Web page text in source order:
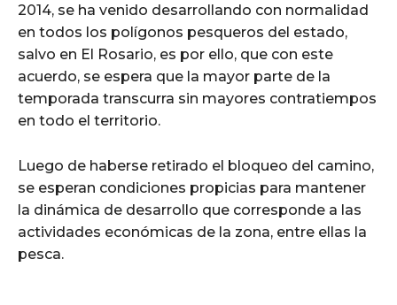
2014, se ha venido desarrollando con normalidad
en todos los polígonos pesqueros del estado,
salvo en El Rosario, es por ello, que con este
acuerdo, se espera que la mayor parte de la
temporada transcurra sin mayores contratiempos
en todo el territorio.
Luego de haberse retirado el bloqueo del camino,
se esperan condiciones propicias para mantener
la dinámica de desarrollo que corresponde a las
actividades económicas de la zona, entre ellas la
pesca.